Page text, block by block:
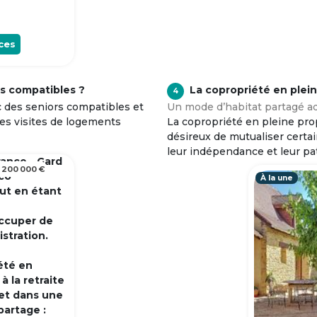
compatibles ?
des seniors compatibles et
visites de logements
- Gard
en étant
de
en
la retraite
dans une
:
000 €
4
La copropriété en
Un mode d’habitat partagé
La copropriété en pleine
désireux de mutualiser
leur indépendance et leur
À la une